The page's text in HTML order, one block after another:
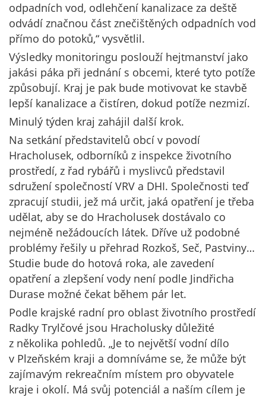
odpadních vod, odlehčení kanalizace za deště
odvádí značnou část znečištěných odpadních vod
přímo do potoků,“ vysvětlil.
Výsledky monitoringu poslouží hejtmanství jako
jakási páka při jednání s obcemi, které tyto potíže
způsobují. Kraj je pak bude motivovat ke stavbě
lepší kanalizace a čistíren, dokud potíže nezmizí.
Minulý týden kraj zahájil další krok.
Na setkání představitelů obcí v povodí
Hracholusek, odborníků z inspekce životního
prostředí, z řad rybářů i myslivců představil
sdružení společností VRV a DHI. Společnosti teď
zpracují studii, jež má určit, jaká opatření je třeba
udělat, aby se do Hracholusek dostávalo co
nejméně nežádoucích látek. Dříve už podobné
problémy řešily u přehrad Rozkoš, Seč, Pastviny…
Studie bude do hotová roka, ale zavedení
opatření a zlepšení vody není podle Jindřicha
Durase možné čekat během pár let.
Podle krajské radní pro oblast životního prostředí
Radky Trylčové jsou Hracholusky důležité
z několika pohledů. „Je to největší vodní dílo
v Plzeňském kraji a domníváme se, že může být
zajímavým rekreačním místem pro obyvatele
kraje i okolí. Má svůj potenciál a naším cílem je